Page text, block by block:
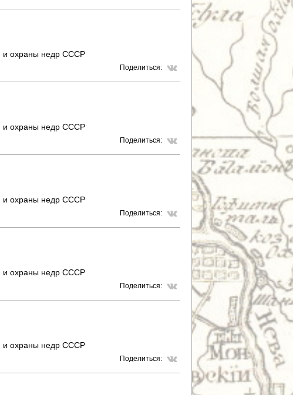
и охраны недр СССР
Поделиться:
и охраны недр СССР
Поделиться:
и охраны недр СССР
Поделиться:
и охраны недр СССР
Поделиться:
и охраны недр СССР
Поделиться: